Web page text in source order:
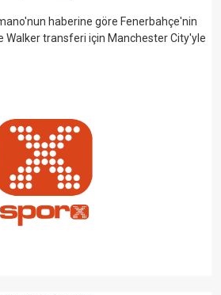
haberine göre Fenerbahçe'nin
Walker transferi için Manchester City'yle